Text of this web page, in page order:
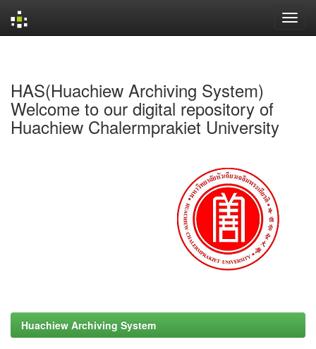
HAS(Huachiew Archiving System)
Welcome to our digital repository of
Huachiew Chalermprakiet University
Huachiew Archiving System